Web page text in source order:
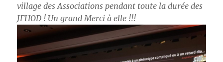
village des Associations pendant toute la durée des
JFHOD ! Un grand Merci à elle !!!